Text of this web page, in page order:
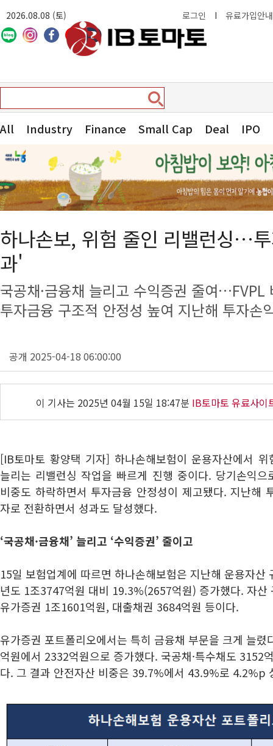
2026.08.08 (토) 로그인 I 유료가입안내
All Industry Finance Small Cap Deal IPO
하나손보, 위험 줄인 리밸런싱…
과'
국공채·금융채 늘리고 수익증권 줄여…FVPL
투자금융 구조적 안정성 높여 지난해 투자손
공개 2025-04-18 06:00:00
이 기사는 2025년 04월 15일 18:47분 IB토마토 유료사이
[IB토마토 황양택 기자] 하나손해보험이 운용자산에서
늘리는 리밸런싱 작업을 빠르게 진행 중이다. 당기손익으
비중도 하락하면서 투자금융 안정성이 제고됐다. 지난해
자로 전환하면서 성과도 달성했다.
‘국공채·금융채’ 늘리고 ‘수익증권’ 줄이고
15일 보험업계에 따르면 하나손해보험은 지난해 운용자
년도 1조3747억원 대비 19.3%(2657억원) 증가했다. 자산
유가증권 1조1601억원, 대출채권 3684억원 등이다.
유가증권 포트폴리오에서는 특히 금융채 부문을 크게 늘
억원에서 2332억원으로 증가했다. 국공채·특수채도 3152
다. 그 결과 안전자산 비중은 39.7%에서 43.9%로 4.2%p